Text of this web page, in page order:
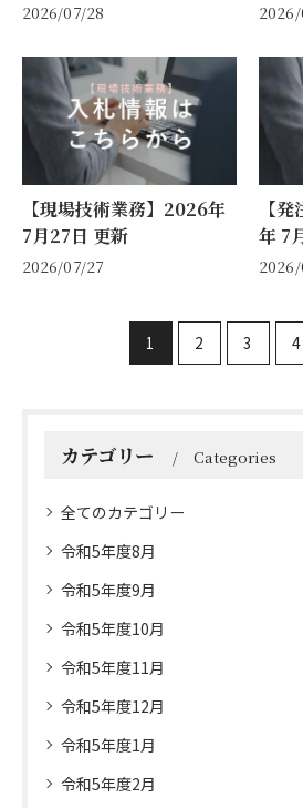
2026/07/28
【現場技術業務】2026年
7月27日 更新
2026/07/27
【
年 7
1 2 3 4
カテゴリー Categories
全てのカテゴリー
令和5年度8月
令和5年度9月
令和5年度10月
令和5年度11月
令和5年度12月
令和5年度1月
令和5年度2月